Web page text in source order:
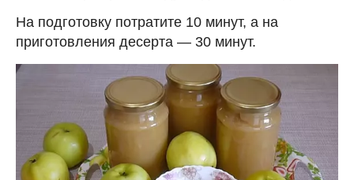
На подготовку потратите 10 минут, а на
приготовления десерта — 30 минут.